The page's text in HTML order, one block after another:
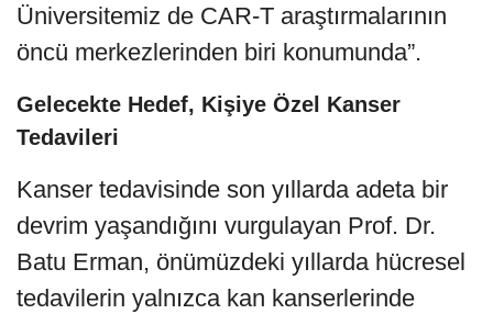
Üniversitemiz de CAR-T araştırmalarının
öncü merkezlerinden biri konumunda”.
Gelecekte Hedef, Kişiye Özel Kanser
Tedavileri
Kanser tedavisinde son yıllarda adeta bir
devrim yaşandığını vurgulayan Prof. Dr.
Batu Erman, önümüzdeki yıllarda hücresel
tedavilerin yalnızca kan kanserlerinde